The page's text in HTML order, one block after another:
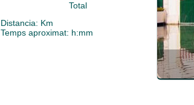
Total
Distancia: Km
Temps aproximat: h:mm